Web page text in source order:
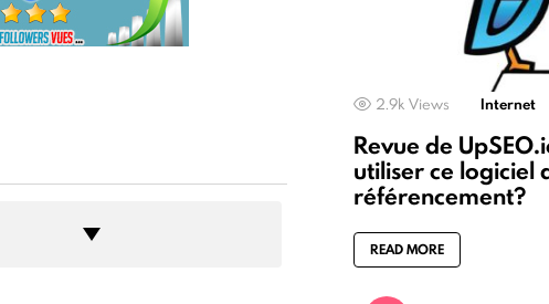
2.9k Views Internet
Revue de
utiliser ce logiciel
référencement?
READ MORE